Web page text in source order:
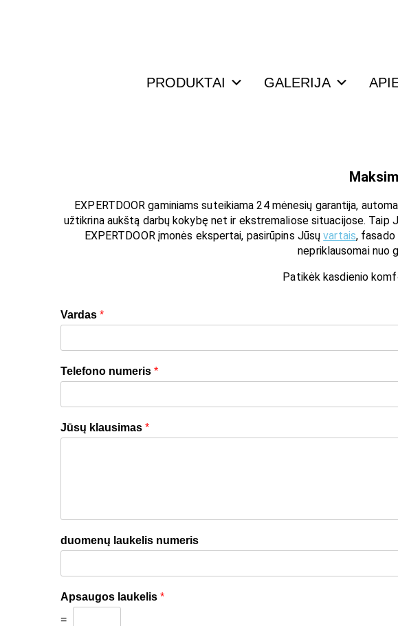
PRODUKTAI GALERIJA
EXPERTDOOR gaminiams suteikiama 24 mėnesių garantija,
užtikrina aukštą darbų kokybę net ir ekstremaliose situacijose.
EXPERTDOOR įmonės ekspertai, pasirūpins Jūsųvartais,
nepriklausomai nuo
Patikėk kasdienio
Vardas *
Telefono numeris *
Jūsų klausimas *
duomenų laukelis numeris
Apsaugos laukelis *
=